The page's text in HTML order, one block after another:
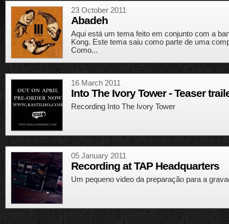
23 October 2011
Abadeh
Aqui está um tema feito em conjunto com a
Kong. Este tema saiu como parte de uma
Como...
16 March 2011
Into The Ivory Tower - Teaser
Recording Into The Ivory Tower
05 January 2011
Recording at TAP Headquarters
Um pequeno video da preparação para a